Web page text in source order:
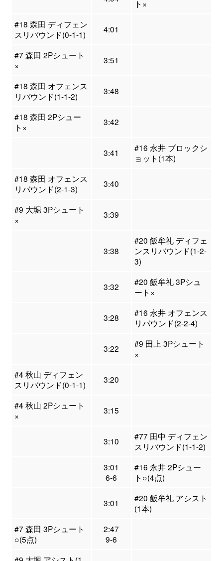
ト×
#18 森田 ディフェン
スリバウンド(0-1-1)
4:01
#7 森田 2Pシュート
×
3:51
#18 森田 オフェンス
リバウンド(1-1-2)
3:48
#18 森田 2Pシュー
ト×
3:42
3:41
#16 永井 ブロックシ
ョット(1本)
#18 森田 オフェンス
リバウンド(2-1-3)
3:40
#9 大堀 3Pシュート
×
3:39
3:38
#20 飯牟礼 ディフェ
ンスリバウンド(1-2-
3)
3:32
#20 飯牟礼 3Pシュ
ート×
3:28
#16 永井 オフェンス
リバウンド(2-2-4)
3:22
#9 田上 3Pシュート
×
#4 秋山 ディフェン
スリバウンド(0-1-1)
3:20
#4 秋山 2Pシュート
×
3:15
3:10
#77 田中 ディフェン
スリバウンド(1-1-2)
3:01
6-6
#16 永井 2Pシュー
ト○(4点)
3:01
#20 飯牟礼 アシスト
(1本)
#7 森田 3Pシュート
○(5点)
2:47
9-6